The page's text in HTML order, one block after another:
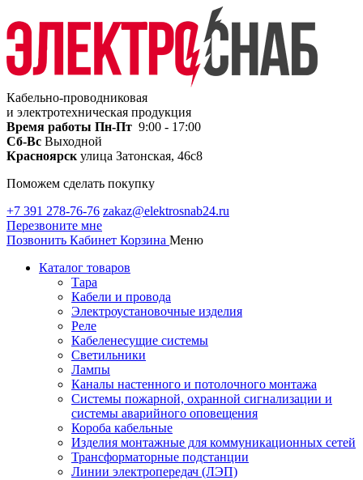
Кабельно-проводниковая
и электротехническая продукция
Время работы Пн-Пт 9:00 - 17:00
Сб-Вс Выходной
Красноярск улица Затонская, 46с8
Поможем сделать покупку
+7 391 278-76-76 zakaz@elektrosnab24.ru
Перезвоните мне
Позвонить Кабинет Корзина Меню
Каталог товаров
Тара
Кабели и провода
Электроустановочные изделия
Реле
Кабеленесущие системы
Светильники
Лампы
Каналы настенного и потолочного монтажа
Системы пожарной, охранной сигнализации и
системы аварийного оповещения
Короба кабельные
Изделия монтажные для коммуникационных сетей
Трансформаторные подстанции
Линии электропередач (ЛЭП)